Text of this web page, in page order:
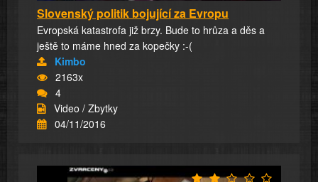
Slovenský politik bojující za Evropu
Evropská katastrofa již brzy. Bude to hrůza a děs a
ještě to máme hned za kopečky :-(
Kimbo
2163x
4
Video / Zbytky
04/11/2016